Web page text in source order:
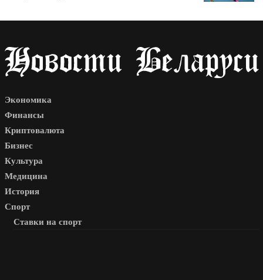
Экономика
Финансы
Криптовалюта
Бизнес
Культура
Медицина
История
Спорт
Ставки на спорт